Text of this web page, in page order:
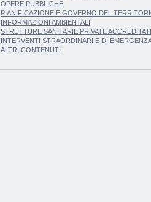
OPERE PUBBLICHE
PIANIFICAZIONE E GOVERNO DEL
INFORMAZIONI AMBIENTALI
STRUTTURE SANITARIE PRIVATE
INTERVENTI STRAORDINARI E DI
ALTRI CONTENUTI